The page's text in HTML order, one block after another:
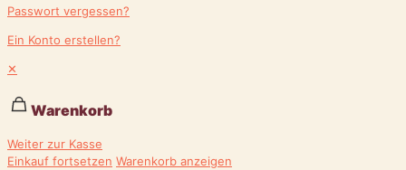
Passwort vergessen?
Ein Konto erstellen?
✕
Warenkorb
Weiter zur Kasse
Einkauf fortsetzen Warenkorb anzeigen